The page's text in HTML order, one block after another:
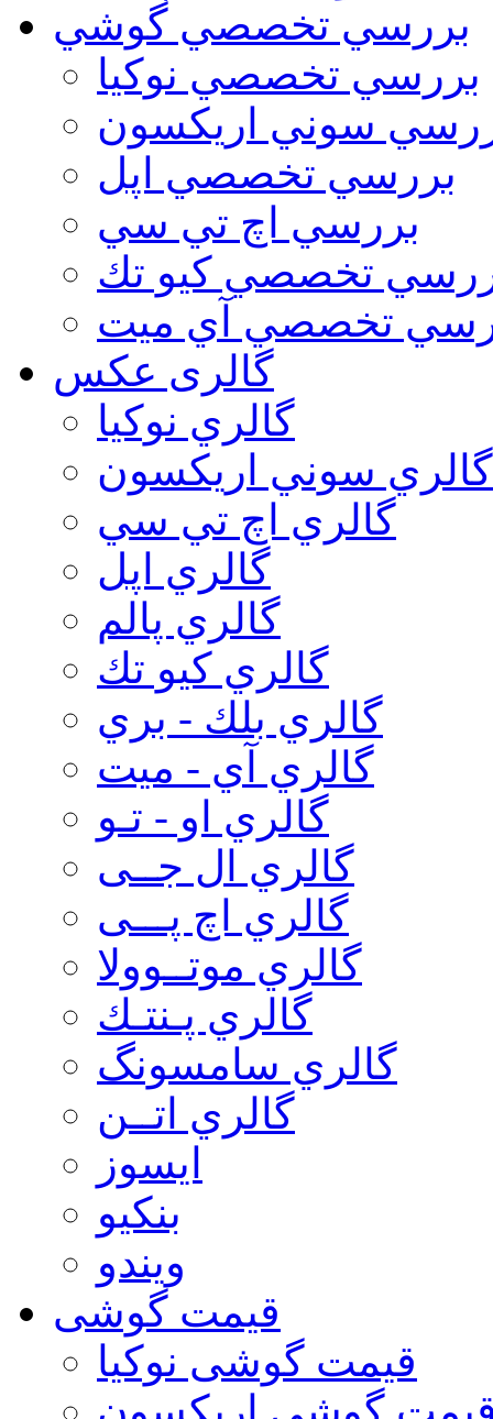
بررسي تخصصي گوشي
بررسي تخصصي نوكيا
سوني اريكسون
بررسي تخصصي اپل
بررسي اچ تي سي
تخصصي كيو تك
تخصصي آي ميت
گالری عکس
گالري نوكيا
گالري سوني اريكسون
گالري اچ تي سي
گالري اپل
گالري پالم
گالري كيو تك
گالري بلك - بري
گالري آي - ميت
گالري او - تـو
گالري ال جــی
گالري اچ پـــی
گالري موتــوولا
گالري پـنتـك
گالري سامسونگ
گالري اتــن
ایسوز
بنکیو
ویندو
قیمت گوشی
قیمت گوشی نوكيا